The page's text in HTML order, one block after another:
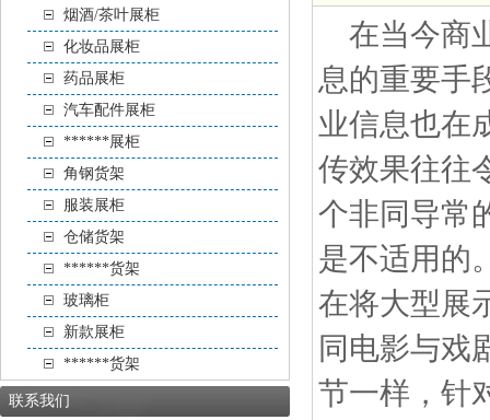
烟酒/茶叶展柜
化妆品展柜
药品展柜
汽车配件展柜
******展柜
角钢货架
服装展柜
仓储货架
******货架
玻璃柜
新款展柜
******货架
联系我们
在当今商
息的重要手
业信息也在
传效果往往
个非同导常
是不适
在将大型展
同电影与戏
节一样，针